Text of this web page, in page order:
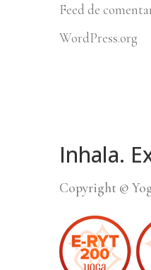
Feed de
WordPress.org
Inhala.
Copyright ©